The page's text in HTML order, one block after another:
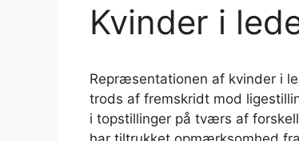
Kvinder i
Repræsentationen af kvinder i
trods af fremskridt mod
i topstillinger på tværs af